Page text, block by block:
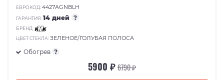
ЕВРОКОД:4427AGNBLH
ГАРАНТИЯ:14 дней ?
БРЕНД:
ЦВЕТ СТЕКЛА:ЗЕЛЕНОЕ/ГОЛУБАЯ ПОЛОСА
Обогрев ?
5900 ₽6790 ₽